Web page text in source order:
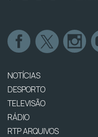
NOTÍCIAS
DESPORTO
TELEVISÃO
RÁDIO
RTP ARQUIVOS